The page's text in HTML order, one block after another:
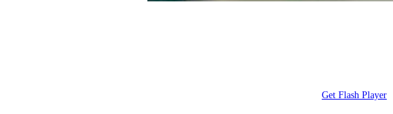
Get Flash Player